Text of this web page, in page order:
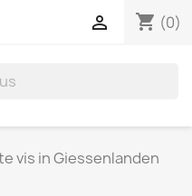
shopping_cart (0)

vis in Giessenlanden